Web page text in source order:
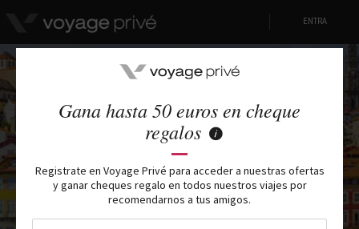
ENTRA
Los mejores 8 hoteles de 4 estrellas en Oporto
VIAJES DE ALTA GAMA NEGOCIADOS POR VOYAGE PRIVÉ,
CON DESCUENTOS HASTA -80%
Gana hasta 50 euros en cheque
regalos
Registrate en Voyage Privé para acceder a nuestras ofertas
y ganar cheques regalo en todos nuestros viajes por
recomendarnos a tus amigos.